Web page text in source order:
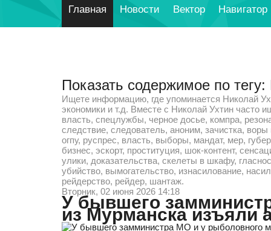
Главная Новости Вектор Навигатор
Показать содержимое по
Ищете информацию, где упоминается Николай
экономики и т.д. Вместе с Николай Ухтин часто
власть, спецлужбы, черное досье, компра,
следствие, следователь, аноним, зачистка, воры
огпу, руспрес, власть, выборы, мандат, мер,
бизнес, эскорт, проституция, шок-контент,
улики, доказательства, скелеты в шкафу,
убийство, вымогательство, изнасилование,
рейдерство, рейдер, шантаж.
Вторник, 02 июня 2026 14:18
У бывшего
из Мурманска изъяли